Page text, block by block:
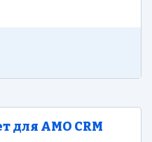
для AMO CRM